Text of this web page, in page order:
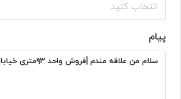
انتخاب کنید
پیام